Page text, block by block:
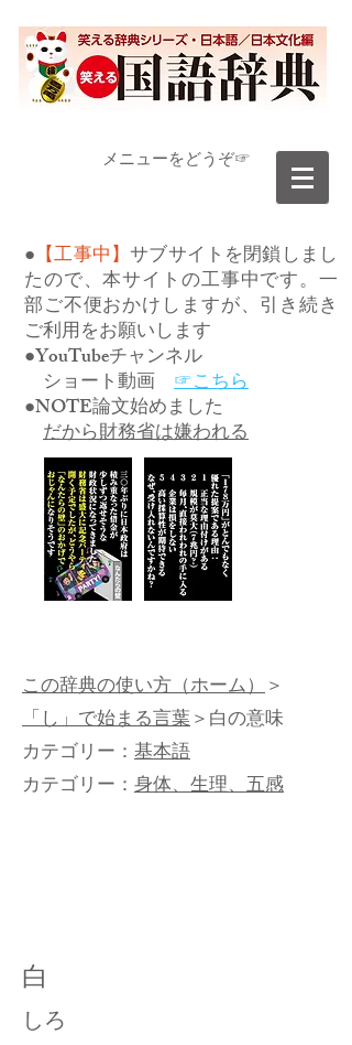
​メニューをどうぞ☞
● 【工事中】サブサイトを閉鎖しまし
たので、本サイトの工事中です。一
部ご不便おかけしますが、引き続き
ご利用をお願いします
●YouTubeチャンネル
ショート動画 ☞こちら
●NOTE論文始めました
だから財務省は嫌われる
この辞典の使い方（ホーム）＞
「し」で始まる言葉＞白の意味
カテゴリー： 基本語
カテゴリー： 身体、生理、五感
白
しろ